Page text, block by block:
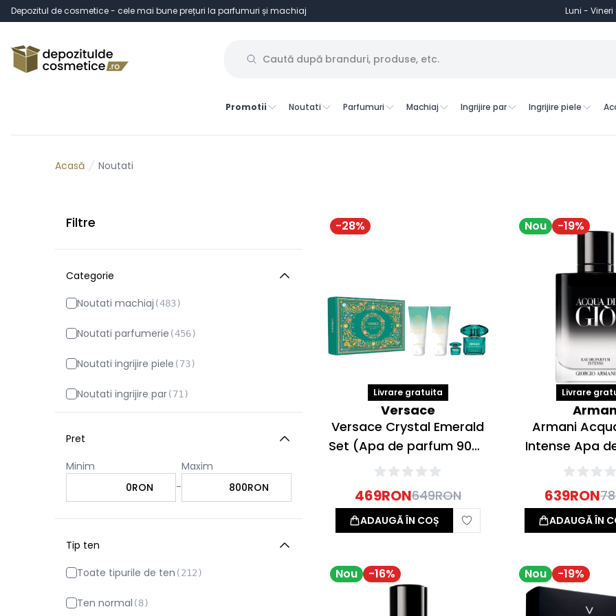
Depozitul de cosmetice - cele mai bune prețuri la parfumuri și machiaj Luni - Vineri
Promotii Noutati Parfumuri Machiaj Ingrijire par Ingrijire piele
Acasă Noutati
Filtre
Categorie
Noutati machiaj (483)
Noutati parfumerie (456)
Noutati ingrijire piele (73)
Noutati ingrijire par(71 )
Pret
Minim
RON
-
Maxim
RON
Tip ten
Toate tipurile de ten (212)
Ten normal (8)
-28%
Livrare gratuita
Versace
Versace Crystal Emerald
Set (Apa de parfum 90ml
+ 5ml + Lotiune de corp
469RON649RON
ADAUGĂ ÎN COȘ
Nou -19%
Livrare
Armani
Intense Apa
100ml
639RON
ADAUGĂ ÎN
Nou -16% Nou -19%